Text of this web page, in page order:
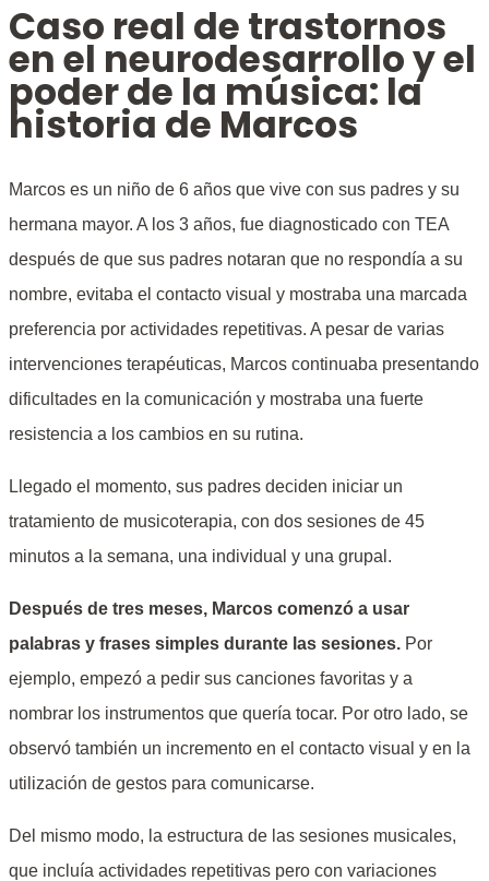
Caso real de trastornos
en el neurodesarrollo y el
poder de la música: la
historia de Marcos
Marcos es un niño de 6 años que vive con sus padres y su
hermana mayor. A los 3 años, fue diagnosticado con TEA
después de que sus padres notaran que no respondía a su
nombre, evitaba el contacto visual y mostraba una marcada
preferencia por actividades repetitivas. A pesar de varias
intervenciones terapéuticas, Marcos continuaba presentando
dificultades en la comunicación y mostraba una fuerte
resistencia a los cambios en su rutina.
Llegado el momento, sus padres deciden iniciar un
tratamiento de musicoterapia, con dos sesiones de 45
minutos a la semana, una individual y una grupal.
Después de tres meses, Marcos comenzó a usar
palabras y frases simples durante las sesiones. Por
ejemplo, empezó a pedir sus canciones favoritas y a
nombrar los instrumentos que quería tocar. Por otro lado, se
observó también un incremento en el contacto visual y en la
utilización de gestos para comunicarse.
Del mismo modo, la estructura de las sesiones musicales,
que incluía actividades repetitivas pero con variaciones